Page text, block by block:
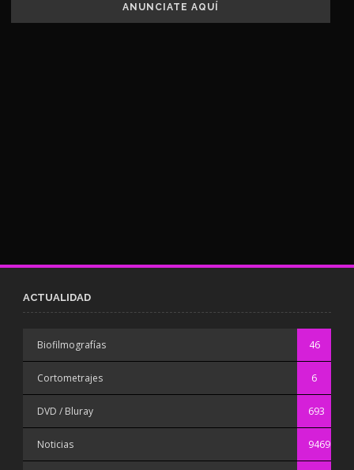
ANUNCIATE AQUÍ
ACTUALIDAD
Biofilmografías 46
Cortometrajes 6
DVD / Bluray 693
Noticias 9469